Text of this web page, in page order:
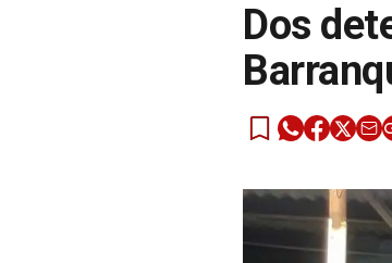
Dos